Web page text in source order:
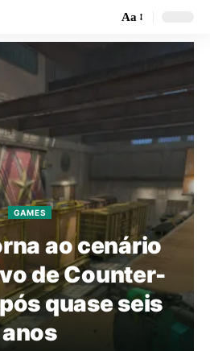
Aa
GAMES
ao cenário
de Counter-
quase seis
anos